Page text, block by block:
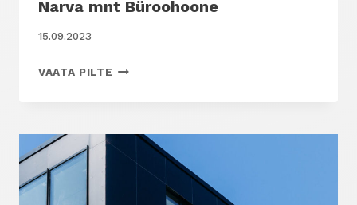
Narva mnt Büroohoone
15.09.2023
VAATA PILTE NARVA